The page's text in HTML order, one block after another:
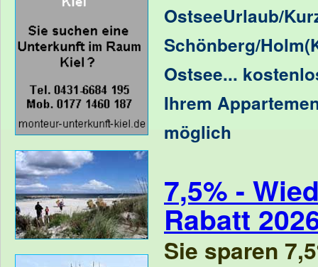
OstseeUrlaub/
Schönberg/
Ostsee...
Ihrem
möglich
7,5% -
Rabatt
Sie sparen